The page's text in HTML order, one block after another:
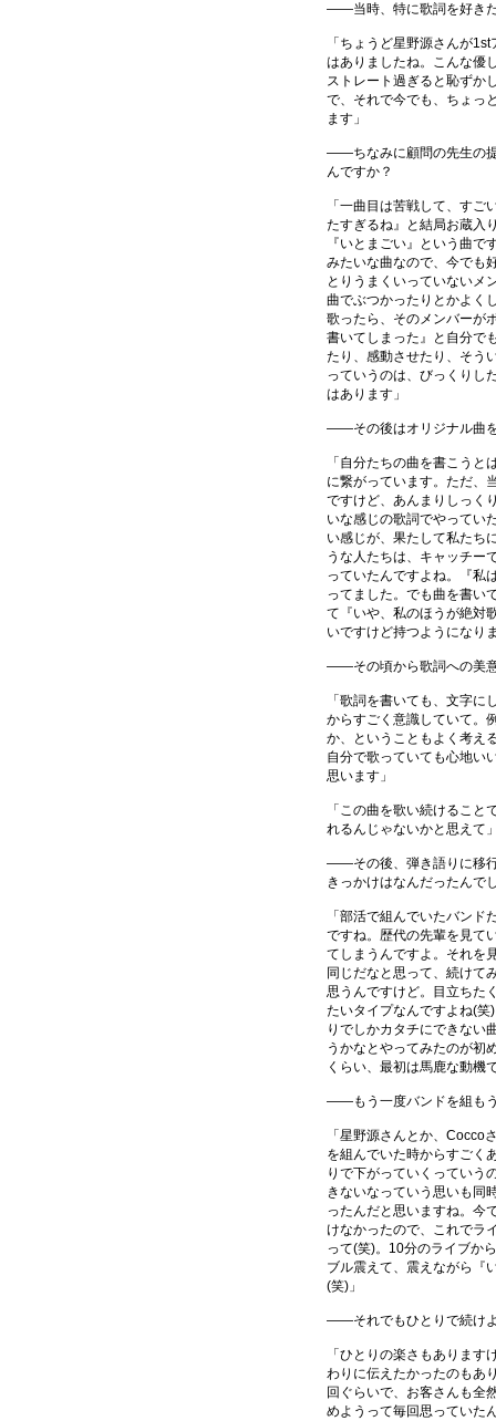
――当時、特に歌詞を好き
「ちょうど星野源さんが
はありましたね。こんな優
ストレート過ぎると恥ずか
で、それで今でも、ちょっ
ます」
――ちなみに顧問の先生の
んですか？
「一曲目は苦戦して、す
たすぎるね』と結局お蔵入
『いとまごい』という曲
みたいな曲なので、今でも
とりうまくいっていないメ
曲でぶつかったりとかよく
歌ったら、そのメンバーが
書いてしまった』と自分で
たり、感動させたり、そう
っていうのは、びっくりし
はあります」
――その後はオリジナル曲
「自分たちの曲を書こう
に繋がっています。ただ、
ですけど、あんまりしっく
いな感じの歌詞でやってい
い感じが、果たして私たち
うな人たちは、キャッチー
っていたんですよね。『
ってました。でも曲を書い
て『いや、私のほうが絶対
いですけど持つようになり
――その頃から歌詞への美
「歌詞を書いても、文字
からすごく意識していて。
か、ということもよく考え
自分で歌っていても心地い
思います」
「この曲を歌い続けるこ
れるんじゃないかと思えて
――その後、弾き語りに移
きっかけはなんだったんで
「部活で組んでいたバン
ですね。歴代の先輩を見て
てしまうんですよ。それを
同じだなと思って、続けて
思うんですけど。目立ちた
たいタイプなんですよね(
りでしかカタチにできない
うかなとやってみたのが初
くらい、最初は馬鹿な動機
――もう一度バンドを組も
「星野源さんとか、Cocco
を組んでいた時からすごく
りで下がっていくっていう
きないなっていう思いも同
ったんだと思いますね。今
けなかったので、これでラ
って(笑)。10分のライブか
ブル震えて、震えながら『
(笑)」
――それでもひとりで続け
「ひとりの楽さもありま
わりに伝えたかったのもあ
回ぐらいで、お客さんも全
めようって毎回思っていた